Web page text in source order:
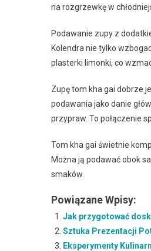
na rozgrzewkę w
Podawanie zupy z
Kolendra nie tylko
plasterki limonki, co
Zupę tom kha gai dobrze
podawania jako danie
przypraw. To połączenie
Tom kha gai świetnie
Można ją podawać obok
smaków.
Powiązane Wpisy:
Jak przygotować
Sztuka Prezentacji
Eksperymenty